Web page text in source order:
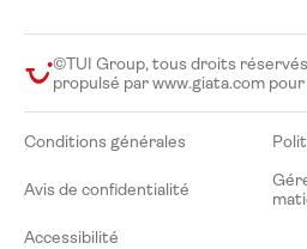
©TUI Group, tous droits
propulsé par www.giata.com pour
Conditions générales
Avis de confidentialité
Accessibilité